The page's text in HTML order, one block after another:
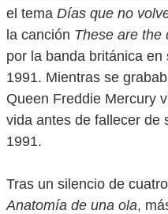
el tema Días que no
la canción These are the
por la banda británica en
1991. Mientras se
Queen Freddie Mercury
vida antes de fallecer de
1991.
Tras un silencio de
Anatomía de una ola,